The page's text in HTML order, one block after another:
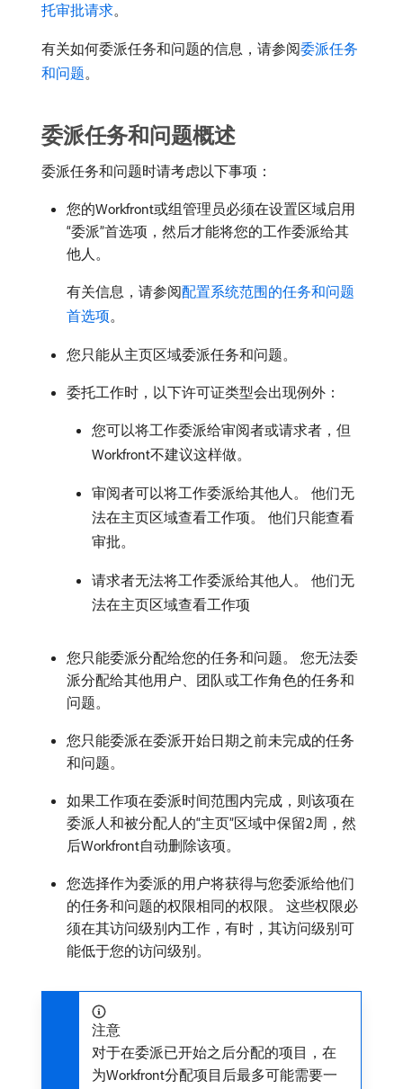
托审批请求。
有关如何委派任务和问题的信息，请参阅委派任务
和问题。
委派任务和问题概述
委派任务和问题时请考虑以下事项：
您的Workfront或组管理员必须在设置区域启用
“委派”首选项，然后才能将您的工作委派给其
他人。
有关信息，请参阅配置系统范围的任务和问题
首选项。
您只能从主页区域委派任务和问题。
委托工作时，以下许可证类型会出现例外：
您可以将工作委派给审阅者或请求者，但
Workfront不建议这样做。
审阅者可以将工作委派给其他人。 他们无
法在主页区域查看工作项。 他们只能查看
审批。
请求者无法将工作委派给其他人。 他们无
法在主页区域查看工作项
您只能委派分配给您的任务和问题。 您无法委
派分配给其他用户、团队或工作角色的任务和
问题。
您只能委派在委派开始日期之前未完成的任务
和问题。
如果工作项在委派时间范围内完成，则该项在
委派人和被分配人的“主页”区域中保留2周，然
后Workfront自动删除该项。
您选择作为委派的用户将获得与您委派给他们
的任务和问题的权限相同的权限。 这些权限必
须在其访问级别内工作，有时，其访问级别可
能低于您的访问级别。
注意
对于在委派已开始之后分配的项目，在
为Workfront分配项目后最多可能需要一